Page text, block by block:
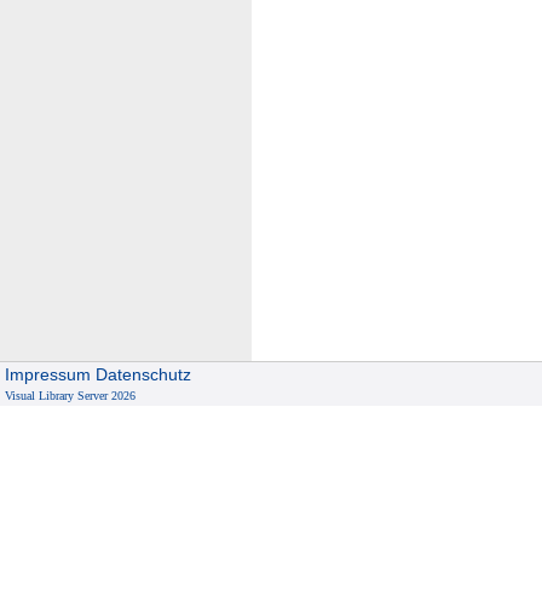
Impressum Datenschutz
Visual Library Server 2026